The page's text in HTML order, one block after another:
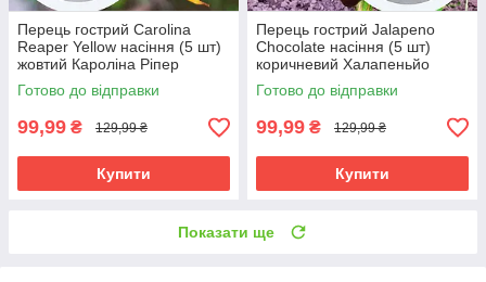
Перець гострий Carolina
Reaper Yellow насіння (5 шт)
жовтий Кароліна Ріпер
каролінський жнець чілі
суперхот до 2 200 000 SHU
Готово до відправки
99,99 ₴ 129,99 ₴
Купити
Перець гострий Jalapeno
Chocolate насіння (5 шт)
коричневий Халапеньйо
шоколадний до 8 000 SHU
Готово до відправки
99,99 ₴ 129,99 ₴
Купити
Показати ще